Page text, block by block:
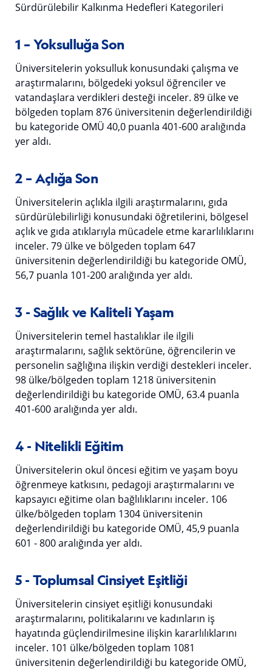
Sürdürülebilir Kalkınma Hedefleri Kategorileri
1 – Yoksulluğa Son
Üniversitelerin yoksulluk konusundaki çalışma ve
araştırmalarını, bölgedeki yoksul öğrenciler ve
vatandaşlara verdikleri desteği inceler. 89 ülke ve
bölgeden toplam 876 üniversitenin değerlendirildiği
bu kategoride OMÜ 40,0 puanla 401-600 aralığında
yer aldı.
2 – Açlığa Son
Üniversitelerin açlıkla ilgili araştırmalarını, gıda
sürdürülebilirliği konusundaki öğretilerini, bölgesel
açlık ve gıda atıklarıyla mücadele etme kararlılıklarını
inceler. 79 ülke ve bölgeden toplam 647
üniversitenin değerlendirildiği bu kategoride OMÜ,
56,7 puanla 101-200 aralığında yer aldı.
3 - Sağlık ve Kaliteli Yaşam
Üniversitelerin temel hastalıklar ile ilgili
araştırmalarını, sağlık sektörüne, öğrencilerin ve
personelin sağlığına ilişkin verdiği destekleri inceler.
98 ülke/bölgeden toplam 1218 üniversitenin
değerlendirildiği bu kategoride OMÜ, 63.4 puanla
401-600 aralığında yer aldı.
4 - Nitelikli Eğitim
Üniversitelerin okul öncesi eğitim ve yaşam boyu
öğrenmeye katkısını, pedagoji araştırmalarını ve
kapsayıcı eğitime olan bağlılıklarını inceler. 106
ülke/bölgeden toplam 1304 üniversitenin
değerlendirildiği bu kategoride OMÜ, 45,9 puanla
601 - 800 aralığında yer aldı.
5 - Toplumsal Cinsiyet Eşitliği
Üniversitelerin cinsiyet eşitliği konusundaki
araştırmalarını, politikalarını ve kadınların iş
hayatında güçlendirilmesine ilişkin kararlılıklarını
inceler. 101 ülke/bölgeden toplam 1081
üniversitenin değerlendirildiği bu kategoride OMÜ,